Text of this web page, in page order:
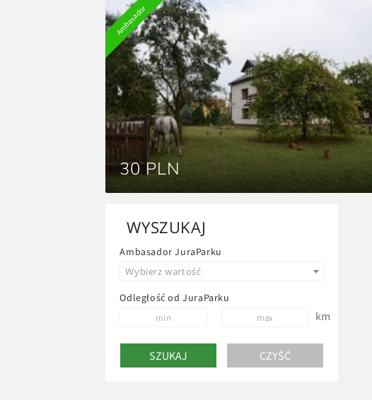
Ambasador
30 PLN
WYSZUKAJ
Ambasador JuraParku
Wybierz wartość
Odległość od JuraParku
km